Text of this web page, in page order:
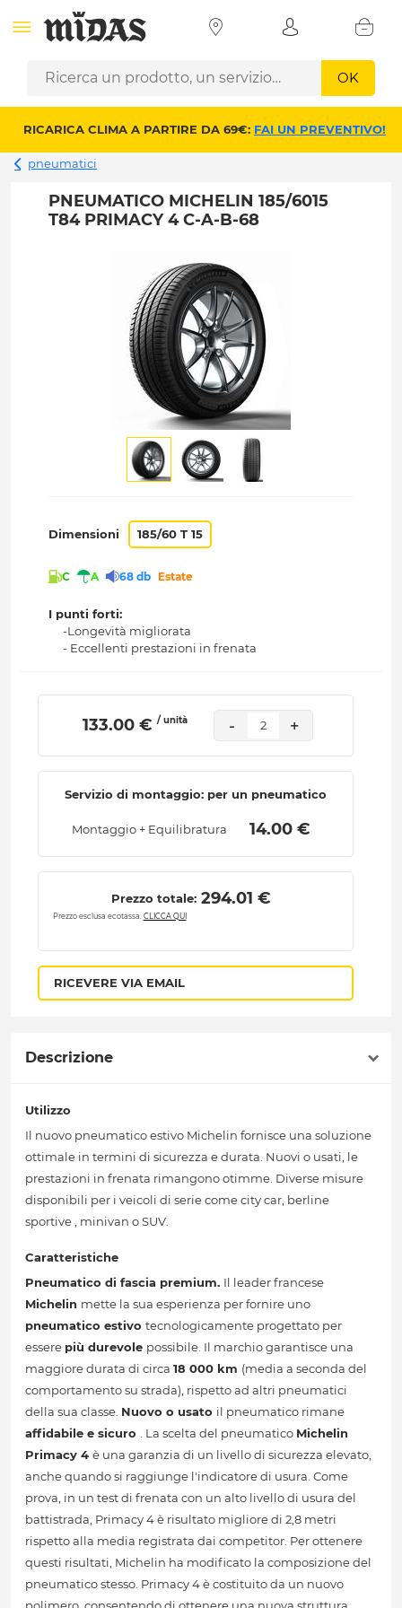
OK
RICARICA CLIMA A PARTIRE DA 69€: FAI UN PREVENTIVO!
pneumatici
PNEUMATICO MICHELIN 185/6015
T84 PRIMACY 4 C-A-B-68
Dimensioni 185/60 T 15
C A 68 db Estate
I punti forti:
-Longevità migliorata
- Eccellenti prestazioni in frenata
133.00 € / unità - 2 +
Servizio di montaggio: per un pneumatico
Montaggio + Equilibratura 14.00 €
Prezzo totale: 294.01 €
Prezzo esclusa ecotassa. CLICCA QUI
RICEVERE VIA EMAIL
Descrizione
Utilizzo
Il nuovo pneumatico estivo Michelin fornisce una soluzione
ottimale in termini di sicurezza e durata. Nuovi o usati, le
prestazioni in frenata rimangono otimme. Diverse misure
disponibili per i veicoli di serie come city car, berline
sportive , minivan o SUV.
Caratteristiche
Pneumatico di fascia premium. Il leader francese
Michelin mette la sua esperienza per fornire uno
pneumatico estivo tecnologicamente progettato per
essere più durevole possibile. Il marchio garantisce una
maggiore durata di circa 18 000 km (media a seconda del
comportamento su strada), rispetto ad altri pneumatici
della sua classe. Nuovo o usato il pneumatico rimane
affidabile e sicuro . La scelta del pneumatico Michelin
Primacy 4 è una garanzia di un livello di sicurezza elevato,
anche quando si raggiunge l'indicatore di usura. Come
prova, in un test di frenata con un alto livello di usura del
battistrada, Primacy 4 è risultato migliore di 2,8 metri
rispetto alla media registrata dai competitor. Per ottenere
questi risultati, Michelin ha modificato la composizione del
pneumatico stesso. Primacy 4 è costituito da un nuovo